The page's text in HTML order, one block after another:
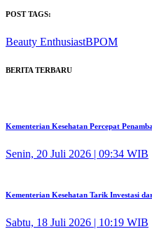
POST TAGS:
Beauty EnthusiastBPOM
BERITA TERBARU
Kementerian Kesehatan Percepat
Senin, 20 Juli 2026 | 09:34 WIB
Kementerian Kesehatan Tarik Investasi
Sabtu, 18 Juli 2026 | 10:19 WIB